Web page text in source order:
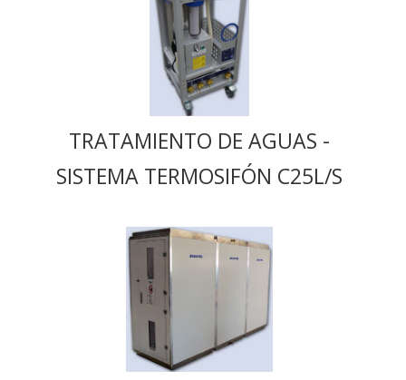
TRATAMIENTO DE AGUAS -
SISTEMA TERMOSIFÓN C25L/S